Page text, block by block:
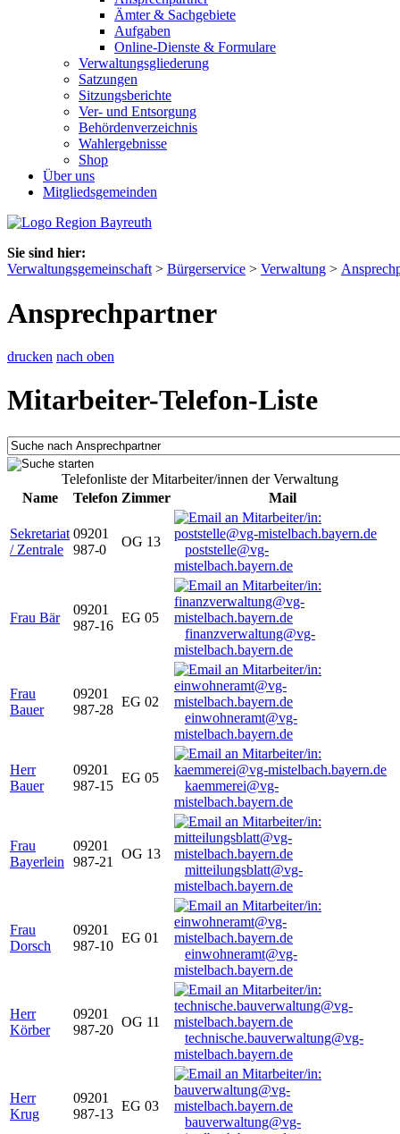
Ämter & Sachgebiete
Aufgaben
Online-Dienste & Formulare
Verwaltungsgliederung
Satzungen
Sitzungsberichte
Ver- und Entsorgung
Behördenverzeichnis
Wahlergebnisse
Shop
Über uns
Mitgliedsgemeinden
Sie sind hier:
Verwaltungsgemeinschaft > Bürgerservice > Verwaltung >
Ansprechpartner
drucken nach oben
Mitarbeiter-Telefon-Liste
Telefonliste der Mitarbeiter/innen der Verwaltung
Name
Telefon Zimmer Mail
Sekretariat
/ Zentrale
09201
987-0
OG 13
poststelle@vg-
mistelbach.bayern.de
Frau Bär
09201
987-16
EG 05
finanzverwaltung@vg-
mistelbach.bayern.de
Frau
Bauer
09201
987-28
EG 02
einwohneramt@vg-
mistelbach.bayern.de
Herr
Bauer
09201
987-15
EG 05
kaemmerei@vg-
mistelbach.bayern.de
Frau
Bayerlein
09201
987-21
OG 13
mitteilungsblatt@vg-
mistelbach.bayern.de
Frau
Dorsch
09201
987-10
EG 01
einwohneramt@vg-
mistelbach.bayern.de
Herr
Körber
09201
987-20
OG 11
technische.bauverwaltung@vg-
mistelbach.bayern.de
Herr
Krug
09201
987-13
EG 03
bauverwaltung@vg-